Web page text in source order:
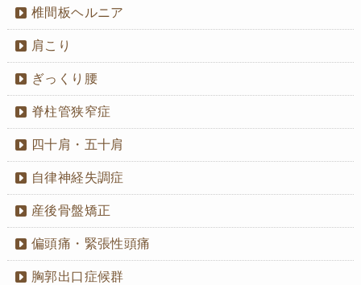
椎間板ヘルニア
肩こり
ぎっくり腰
脊柱管狭窄症
四十肩・五十肩
自律神経失調症
産後骨盤矯正
偏頭痛・緊張性頭痛
胸郭出口症候群